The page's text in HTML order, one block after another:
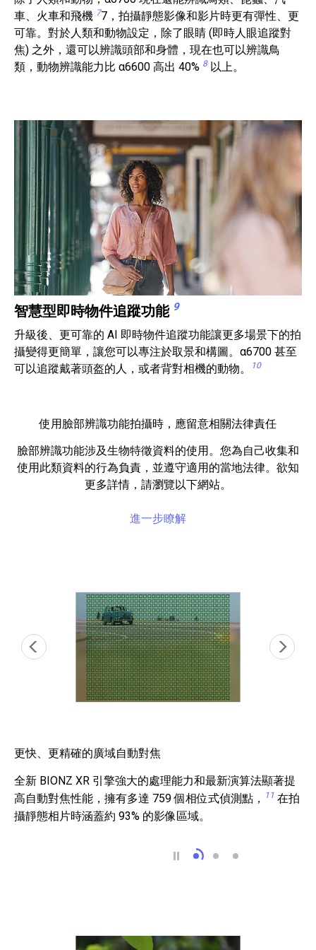
車、火車和飛機 77，拍攝靜態影像和影片時更有彈性、更
可靠。對於人類和動物設定，除了眼睛 (即時人眼追蹤對
焦) 之外，還可以辨識頭部和身體，現在也可以辨識鳥
類，動物辨識能力比 α6600 高出 40% 8以上。
智慧型即時物件追蹤功能 9
升級後、更可靠的 AI 即時物件追蹤功能讓更多場景下的拍
攝變得更簡單，讓您可以專注於取景和構圖。α6700 甚至
可以追蹤戴著頭盔的人，或者背對相機的動物。
10
使用臉部辨識功能拍攝時，應留意相關法律責任
臉部辨識功能涉及生物特徵資料的使用。您為自己收集和
使用此類資料的行為負責，並遵守適用的當地法律。欲知
更多詳情，請瀏覽以下網站。
進一步瞭解
更快、更精確的廣域自
EV -3.0 低光準確自
以 11 fps 高速
更快、更精確的廣域自動對焦
全新 BIONZ XR 引擎強大的處理能力和最新演算法顯著提
高自動對焦性能，擁有多達 759 個相位式偵測點，
11 在拍
攝靜態相片時涵蓋約 93% 的影像區域。